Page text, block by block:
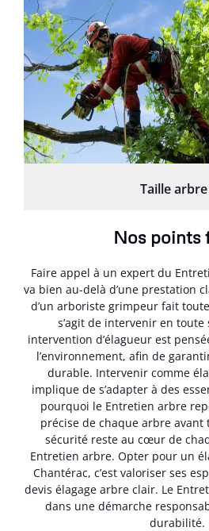
Taille arbre
Nos points
Faire appel à un expert du
va bien au-delà d’une prestation
d’un arboriste grimpeur fait
s’agit de intervenir en toute
intervention d’élagueur est
l’environnement, afin de
durable. Intervenir comme
implique de s’adapter à des
pourquoi le Entretien arbre
précise de chaque arbre avant
sécurité reste au cœur de
Entretien arbre. Opter pour un
Chantérac, c’est valoriser ses
devis élagage arbre clair. Le
dans une démarche
durabilité.